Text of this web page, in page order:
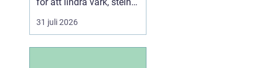
och trötta muskler. I dag
finns moderna, mer
31 juli 2026